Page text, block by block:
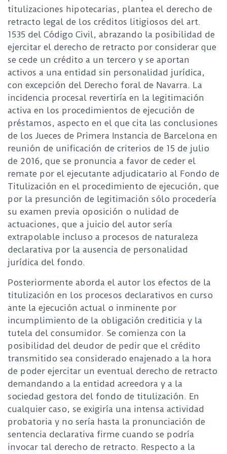
titulizaciones hipotecarias, plantea el derecho de
retracto legal de los créditos litigiosos del art.
1535 del Código Civil, abrazando la posibilidad de
ejercitar el derecho de retracto por considerar que
se cede un crédito a un tercero y se aportan
activos a una entidad sin personalidad jurídica,
con excepción del Derecho foral de Navarra. La
incidencia procesal revertiría en la legitimación
activa en los procedimientos de ejecución de
préstamos, aspecto en el que cita las conclusiones
de los Jueces de Primera Instancia de Barcelona en
reunión de unificación de criterios de 15 de julio
de 2016, que se pronuncia a favor de ceder el
remate por el ejecutante adjudicatario al Fondo de
Titulización en el procedimiento de ejecución, que
por la presunción de legitimación sólo procedería
su examen previa oposición o nulidad de
actuaciones, que a juicio del autor sería
extrapolable incluso a procesos de naturaleza
declarativa por la ausencia de personalidad
jurídica del fondo.
Posteriormente aborda el autor los efectos de la
titulización en los procesos declarativos en curso
ante la ejecución actual o inminente por
incumplimiento de la obligación crediticia y la
tutela del consumidor. Se comienza con la
posibilidad del deudor de pedir que el crédito
transmitido sea considerado enajenado a la hora
de poder ejercitar un eventual derecho de retracto
demandando a la entidad acreedora y a la
sociedad gestora del fondo de titulización. En
cualquier caso, se exigiría una intensa actividad
probatoria y no sería hasta la pronunciación de
sentencia declarativa firme cuando se podría
invocar tal derecho de retracto. Respecto a la